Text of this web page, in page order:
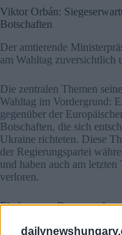
Viktor Orbán:
Botschaften
Der amtierende
am Wahltag zuversichtlich
Die zentralen Themen
Wahltag im Vordergrund:
gegenüber der
Botschaften, die sich
Ukraine richteten. Diese
der Regierungspartei
und haben auch am
verloren.
Ein knappes Rennen oder
Die Meinungsumfragen,